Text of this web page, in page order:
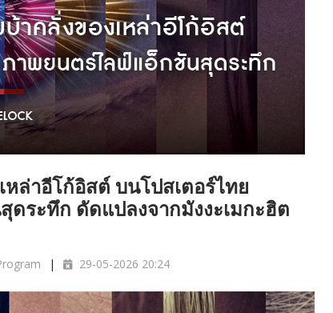
ล่าอีโก้อิสต์ บนโปสเตอร์ไทย
ดระทึก ดัดแปลงจากมังงะเมกะฮิต
29-05-2026 20:24